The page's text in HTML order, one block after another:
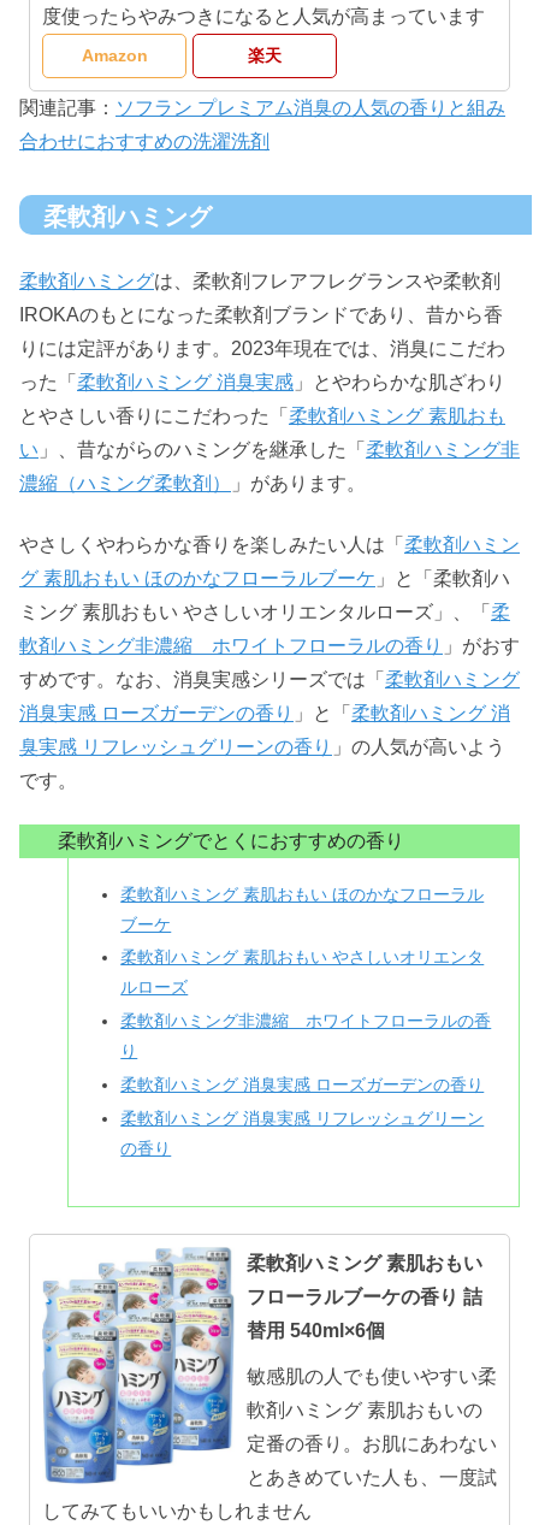
度使ったらやみつきになると人気が高まっています
Amazon 楽天
関連記事： ソフラン プレミアム消臭の人気の香りと組み
合わせにおすすめの洗濯洗剤
柔軟剤ハミング
柔軟剤ハミングは、柔軟剤フレアフレグランスや柔軟剤
IROKAのもとになった柔軟剤ブランドであり、昔から香
りには定評があります。2023年現在では、消臭にこだわ
った「 柔軟剤ハミング 消臭実感 」とやわらかな肌ざわり
とやさしい香りにこだわった「 柔軟剤ハミング 素肌おも
い 」、昔ながらのハミングを継承した「 柔軟剤ハミング非
濃縮（ハミング柔軟剤）
」があります。
やさしくやわらかな香りを楽しみたい人は「 柔軟剤ハミン
グ 素肌おもい ほのかなフローラルブーケ 」と「柔軟剤ハ
ミング 素肌おもい やさしいオリエンタルローズ」、「 柔
軟剤ハミング非濃縮 ホワイトフローラルの香り 」がおす
すめです。なお、消臭実感シリーズでは「 柔軟剤ハミング
消臭実感 ローズガーデンの香り 」と「 柔軟剤ハミング 消
臭実感 リフレッシュグリーンの香り 」の人気が高いよう
です。
柔軟剤ハミングでとくにおすすめの香り
柔軟剤ハミング 素肌おもい ほのかなフローラル
ブーケ
柔軟剤ハミング 素肌おもい やさしいオリエンタ
ルローズ
柔軟剤ハミング非濃縮 ホワイトフローラルの香
り
柔軟剤ハミング 消臭実感 ローズガーデンの香り
柔軟剤ハミング 消臭実感 リフレッシュグリーン
の香り
柔軟剤ハミング 素肌おもい
フローラルブーケの香り 詰
替用 540ml×6個
敏感肌の人でも使いやすい柔
軟剤ハミング 素肌おもいの
定番の香り。お肌にあわない
とあきめていた人も、一度試
してみてもいいかもしれません